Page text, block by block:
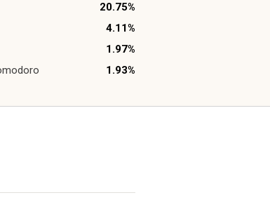
20.75%
4.11%
1.97%
1.93%